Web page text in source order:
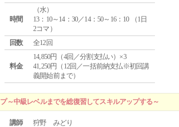
時間
（水）
13：10～14：30／14：50～16：10 （1日
2コマ）
回数
全12回
料金
14,850円（4回／分割支払い）×3
41,250円（12回／一括前納支払※初回講
義開始前まで）
～中級レベルまでを総復習してスキルアップする～
講師 狩野 みどり